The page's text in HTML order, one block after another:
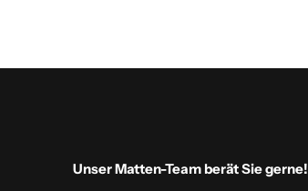
Unser Matten-Team berät Sie gerne!